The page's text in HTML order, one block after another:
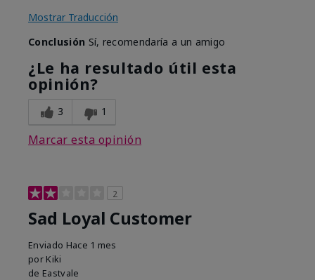
Mostrar Traducción
Conclusión Sí, recomendaría a un amigo
¿Le ha resultado útil esta
opinión?
3 1
Marcar esta opinión
2
Sad Loyal Customer
Enviado Hace 1 mes
por Kiki
de Eastvale